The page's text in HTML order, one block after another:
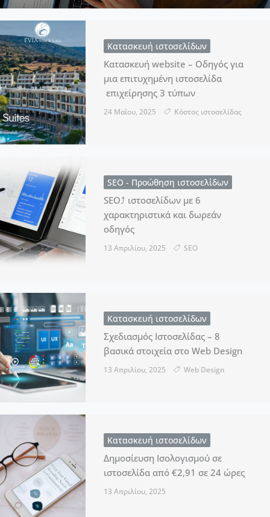
Κατασκευή ιστοσελίδων
Κατασκευή website – Οδηγός για
μια επιτυχημένη ιστοσελίδα
επιχείρησης 3 τύπων
24 Μαΐου, 2025 Kόστος ιστοσελίδας
SEO - Προώθηση ιστοσελίδων
SEO⤴ ιστοσελίδων με 6
χαρακτηριστικά και δωρεάν
οδηγός
13 Απριλίου, 2025 SEO
Κατασκευή ιστοσελίδων
Σχεδιασμός Ιστοσελίδας – 8
βασικά στοιχεία στο Web Design
13 Απριλίου, 2025 Web Design
Κατασκευή ιστοσελίδων
Δημοσίευση Ισολογισμού σε
ιστοσελίδα από €2,91 σε 24 ώρες
13 Απριλίου, 2025